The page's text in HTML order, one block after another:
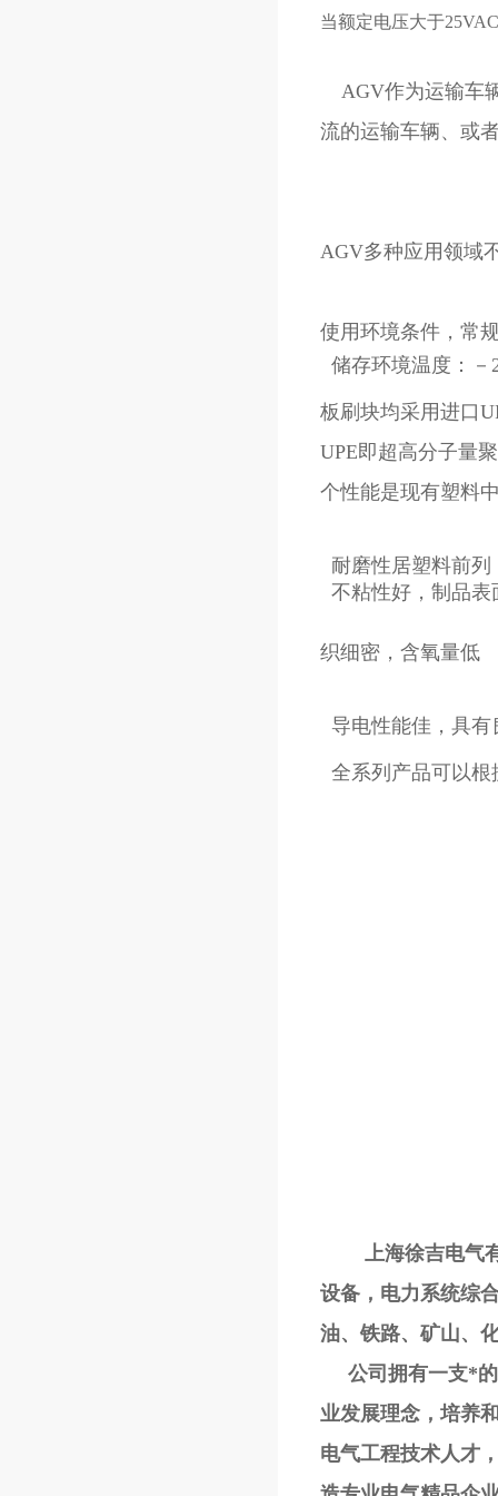
当额定电压大于
AGV作为运输车
流的运输车辆、或
AGV多种应用领域
使用环境条件，常
板刷块均采用进口
UPE即超高分子量
个性能是现有塑料
织细密，含氧量低
全系列产品可以
上海徐吉电气有
设备，电力系统综
油、铁路、矿山、
公司拥有一支*的
业发展理念，培养
电气工程技术人才